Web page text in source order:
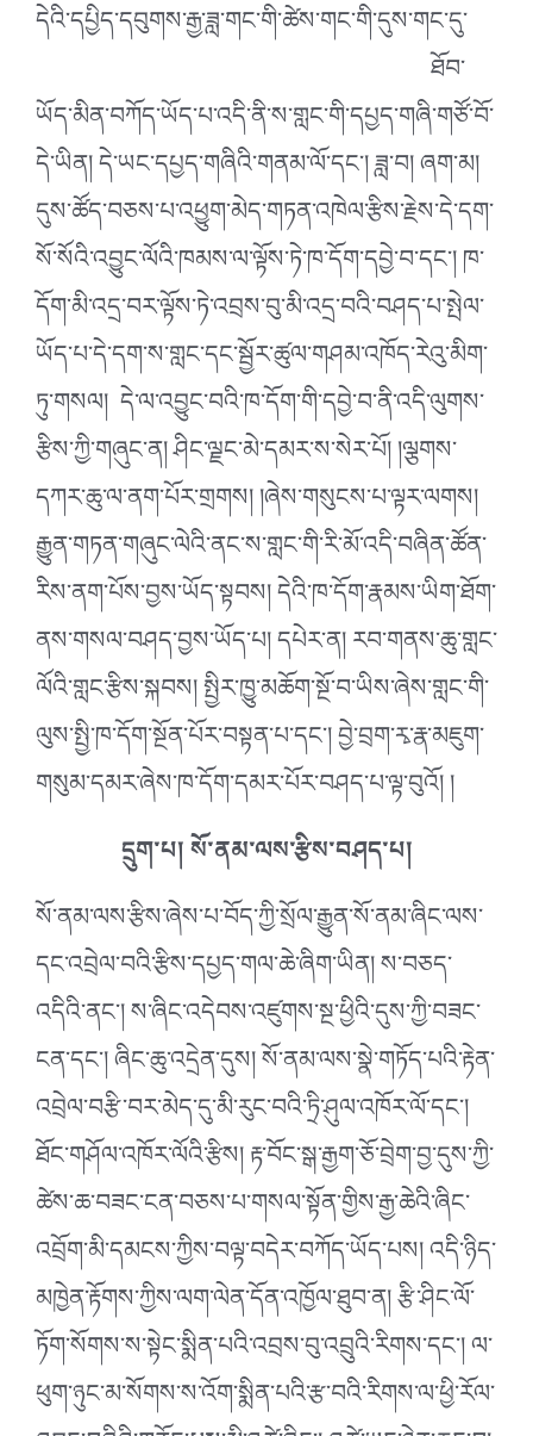
དེའི་དཔྱིད་དབུགས་རྒྱ་ཟླ་གང་གི་ཚེས་གང་གི་དུས་གང་དུ་
ཐོབ་
ཡོད་མིན་བཀོད་ཡོད་པ་འདི་ནི་ས་གླང་གི་དཔྱད་གཞི་གཙོ་བོ་
དེ་ཡིན། དེ་ཡང་དཔྱད་གཞིའི་གནམ་ལོ་དང༌། ཟླ་བ། ཞག་མ།
དུས་ཚོད་བཅས་པ་འཕྱུག་མེད་གཏན་འཁེལ་རྩིས་རྗེས་དེ་དག་
སོ་སོའི་འབྱུང་ལོའི་ཁམས་ལ་ལྟོས་ཏེ་ཁ་དོག་དབྱེ་བ་དང༌། ཁ་
དོག་མི་འདྲ་བར་ལྟོས་ཏེ་འབྲས་བུ་མི་འདྲ་བའི་བཤད་པ་སྤེལ་
ཡོད་པ་དེ་དག་ས་གླང་དང་སྦྱོར་ཚུལ་གཤམ་འཁོད་རེའུ་མིག་
ཏུ་གསལ། དེ་ལ་འབྱུང་བའི་ཁ་དོག་གི་དབྱེ་བ་ནི་འདི་ལུགས་
རྩིས་ཀྱི་གཞུང་ན། ཤིང་ལྗང་མེ་དམར་ས་སེར་པོ། །ལྕགས་
དཀར་ཆུ་ལ་ནག་པོར་གྲགས། །ཞེས་གསུངས་པ་ལྟར་ལགས།
རྒྱུན་གཏན་གཞུང་ལེའི་ནང་ས་གླང་གི་རི་མོ་འདི་བཞིན་ཚོན་
རིས་ནག་པོས་བྱས་ཡོད་སྟབས། དེའི་ཁ་དོག་རྣམས་ཡིག་ཐོག་
ནས་གསལ་བཤད་བྱས་ཡོད་པ། དཔེར་ན། རབ་གནས་ཆུ་གླང་
ལོའི་གླང་རྩིས་སྐབས། སྤྱིར་ཁྱུ་མཆོག་སྔོ་བ་ཡིས་ཞེས་གླང་གི་
ལུས་སྤྱི་ཁ་དོག་སྔོན་པོར་བསྟན་པ་དང༌། བྱེ་བྲག་རྭ་རྣ་མཇུག་
གསུམ་དམར་ཞེས་ཁ་དོག་དམར་པོར་བཤད་པ་ལྟ་བུའོ། །
དྲུག་པ། སོ་ནམ་ལས་རྩིས་བཤད་པ།
སོ་ནམ་ལས་རྩིས་ཞེས་པ་བོད་ཀྱི་སྲོལ་རྒྱུན་སོ་ནམ་ཞིང་ལས་
དང་འབྲེལ་བའི་རྩིས་དཔྱད་གལ་ཆེ་ཞིག་ཡིན། ས་བཅད་
འདིའི་ནང༌། ས་ཞིང་འདེབས་འཛུགས་སྔ་ཕྱིའི་དུས་ཀྱི་བཟང་
ངན་དང༌། ཞིང་ཆུ་འདྲེན་དུས། སོ་ནམ་ལས་སྣེ་གཏོད་པའི་རྟེན་
འབྲེལ་བརྩི་བར་མེད་དུ་མི་རུང་བའི་ཏྲི་ཤུལ་འཁོར་ལོ་དང༌།
ཐོང་གཤོལ་འཁོར་ལོའི་རྩིས། རྟ་བོང་སྒ་རྒྱག་ཅོ་བྲེག་བྱ་དུས་ཀྱི་
ཚེས་ཆ་བཟང་ངན་བཅས་པ་གསལ་སྟོན་གྱིས་རྒྱ་ཆེའི་ཞིང་
འབྲོག་མི་དམངས་ཀྱིས་བལྟ་བདེར་བཀོད་ཡོད་པས། འདི་ཉིད་
མཁྱེན་རྟོགས་ཀྱིས་ལག་ལེན་དོན་འཁྱོལ་ཐུབ་ན། རྩི་ཤིང་ལོ་
ཏོག་སོགས་ས་སྟེང་སྨིན་པའི་འབྲས་བུ་འབྲུའི་རིགས་དང༌། ལ་
ཕུག་ཉུང་མ་སོགས་ས་འོག་སྨིན་པའི་རྩ་བའི་རིགས་ལ་ཕྱི་རོལ་